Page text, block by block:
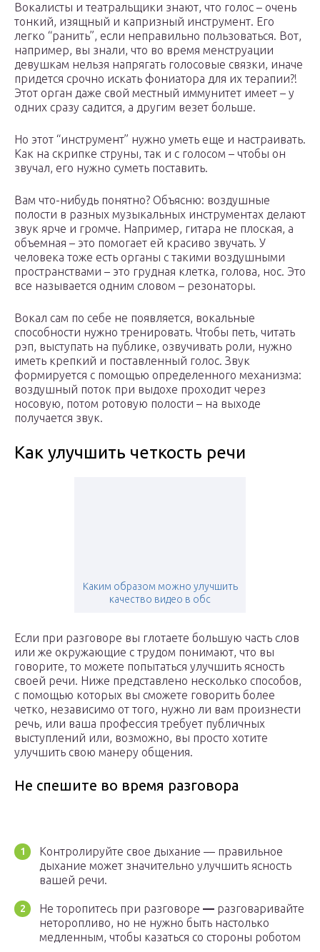
Вокалисты и театральщики знают, что голос – очень
тонкий, изящный и капризный инструмент. Его
легко “ранить”, если неправильно пользоваться. Вот,
например, вы знали, что во время менструации
девушкам нельзя напрягать голосовые связки, иначе
придется срочно искать фониатора для их терапии?!
Этот орган даже свой местный иммунитет имеет – у
одних сразу садится, а другим везет больше.
Но этот “инструмент” нужно уметь еще и настраивать.
Как на скрипке струны, так и с голосом – чтобы он
звучал, его нужно суметь поставить.
Вам что-нибудь понятно? Объясню: воздушные
полости в разных музыкальных инструментах делают
звук ярче и громче. Например, гитара не плоская, а
объемная – это помогает ей красиво звучать. У
человека тоже есть органы с такими воздушными
пространствами – это грудная клетка, голова, нос. Это
все называется одним словом – резонаторы.
Вокал сам по себе не появляется, вокальные
способности нужно тренировать. Чтобы петь, читать
рэп, выступать на публике, озвучивать роли, нужно
иметь крепкий и поставленный голос. Звук
формируется с помощью определенного механизма:
воздушный поток при выдохе проходит через
носовую, потом ротовую полости – на выходе
получается звук.
Как улучшить четкость речи
Каким образом можно улучшить
качество видео в обс
Если при разговоре вы глотаете большую часть слов
или же окружающие с трудом понимают, что вы
говорите, то можете попытаться улучшить ясность
своей речи. Ниже представлено несколько способов,
с помощью которых вы сможете говорить более
четко, независимо от того, нужно ли вам произнести
речь, или ваша профессия требует публичных
выступлений или, возможно, вы просто хотите
улучшить свою манеру общения.
Не спешите во время разговора
Контролируйте свое дыхание — правильное
дыхание может значительно улучшить ясность
вашей речи.
Не торопитесь при разговоре — разговаривайте
неторопливо, но не нужно быть настолько
медленным, чтобы казаться со стороны роботом